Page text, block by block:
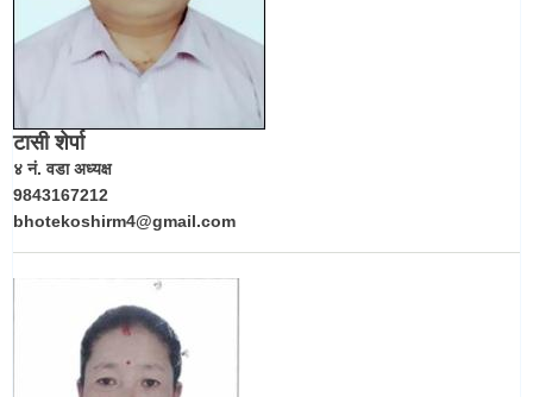
टासी शेर्पा
४ नं. वडा अध्यक्ष
9843167212
bhotekoshirm4@gmail.com